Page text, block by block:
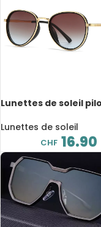
Lunettes de soleil
dégradées, UV400
Lunettes de soleil
CHF 16.90